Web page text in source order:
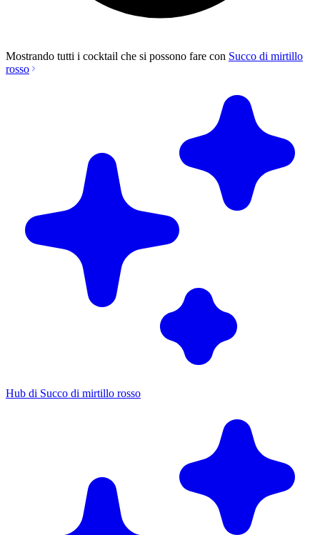
Mostrando tutti i cocktail che si possono fare con Succo di mirtillo
rosso
Hub di Succo di mirtillo rosso